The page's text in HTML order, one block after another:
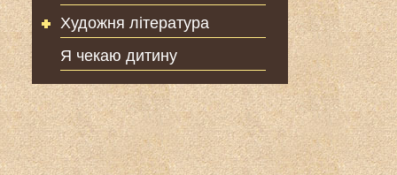
Художня література
Я чекаю дитину